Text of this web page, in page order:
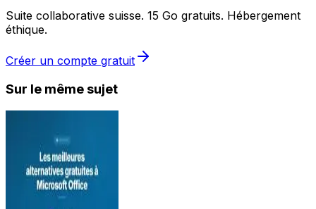
Suite collaborative suisse. 15 Go gratuits. Hébergement
éthique.
Créer un compte gratuit
Sur le même sujet